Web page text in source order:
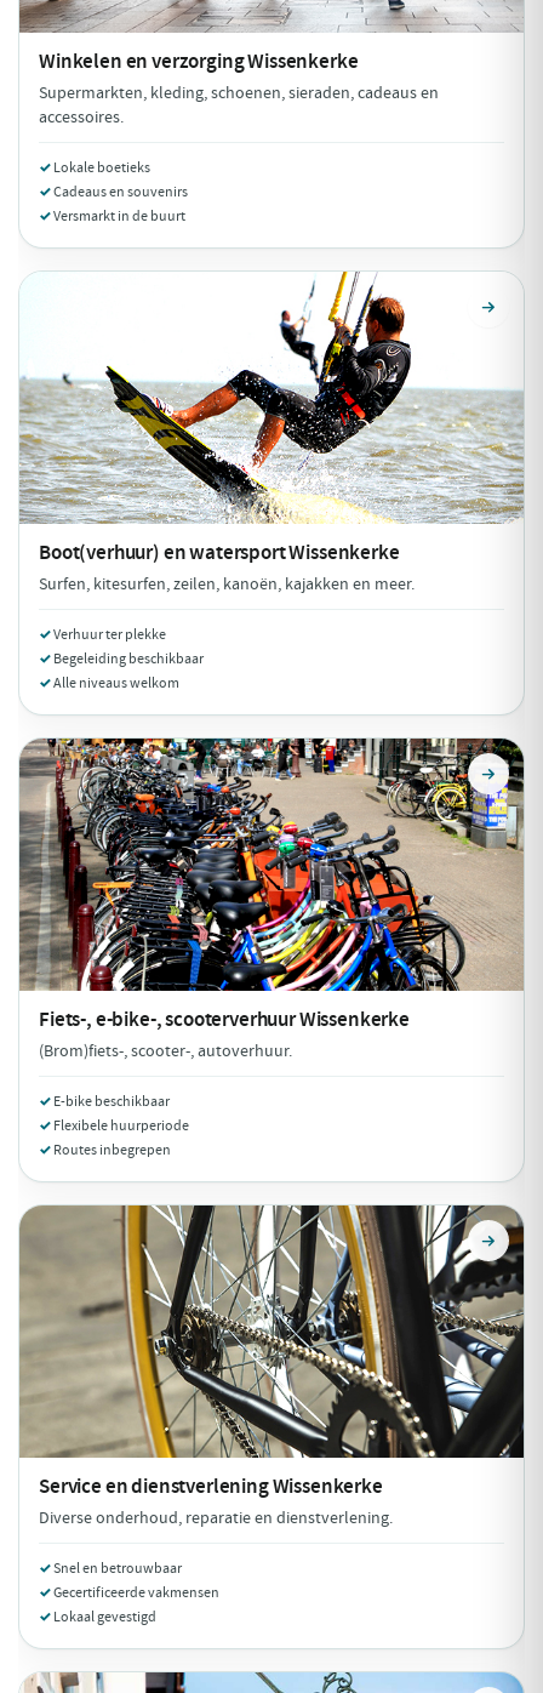
Winkelen en verzorgingWissenkerke
Supermarkten, kleding, schoenen, sieraden, cadeaus en
accessoires.
Lokale boetieks
Cadeaus en souvenirs
Versmarkt in de buurt
Boot(verhuur) en watersportWissenkerke
Surfen, kitesurfen, zeilen, kanoën, kajakken en meer.
Verhuur ter plekke
Begeleiding beschikbaar
Alle niveaus welkom
Fiets-, e-bike-, scooterverhuurWissenkerke
(Brom)fiets-, scooter-, autoverhuur.
E-bike beschikbaar
Flexibele huurperiode
Routes inbegrepen
Service en dienstverleningWissenkerke
Diverse onderhoud, reparatie en dienstverlening.
Snel en betrouwbaar
Gecertificeerde vakmensen
Lokaal gevestigd